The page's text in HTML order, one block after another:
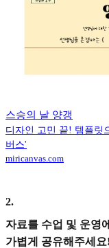
스승의 날 양갱
디자인 고민 끝! 템플릿
버스'
miricanvas.com
2.
자료를 수업 및 운영
가볍게 공유해주세요!